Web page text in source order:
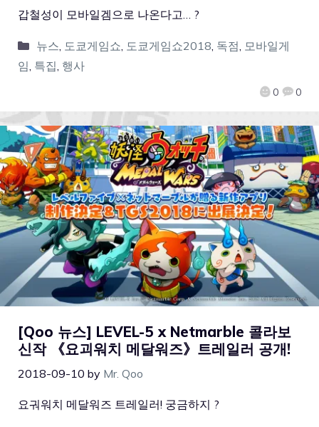
0 0
갑철성이 모바일겜으로 나온다고… ?
뉴스, 도쿄게임쇼, 도쿄게임쇼2018, 독점, 모바일게
임, 특집, 행사
[Qoo 뉴스] LEVEL-5 x Netmarble 콜라보
신작 《요괴워치 메달워즈》트레일러 공개!
2018-09-10 by Mr. Qoo
요궈워치 메달워즈 트레일러! 궁금하지 ?